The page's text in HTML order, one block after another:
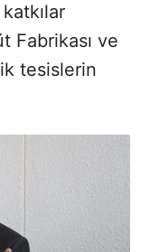
Fabrikası ve
tesislerin